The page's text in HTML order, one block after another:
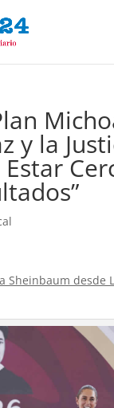
y la
Sheinbaum desde